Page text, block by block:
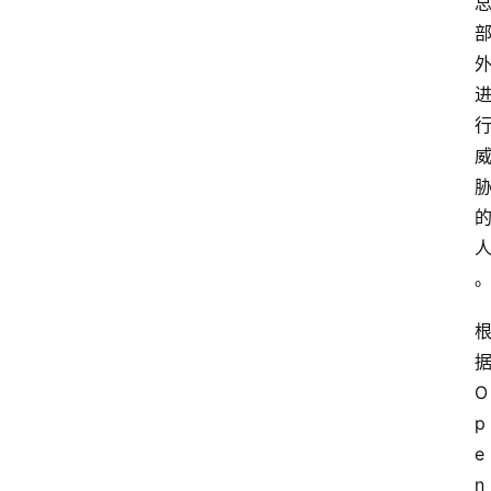
部
外
进
行
威
胁
的
人
。
根
据
O
p
e
n